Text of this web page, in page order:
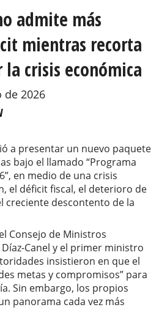
admite más
mientras recorta
crisis económica
de 2026
a presentar un nuevo paquete
bajo el llamado “Programa
en medio de una crisis
el déficit fiscal, el deterioro de
creciente descontento de la
Consejo de Ministros
Canel y el primer ministro
insistieron en que el
metas y compromisos” para
Sin embargo, los propios
panorama cada vez más